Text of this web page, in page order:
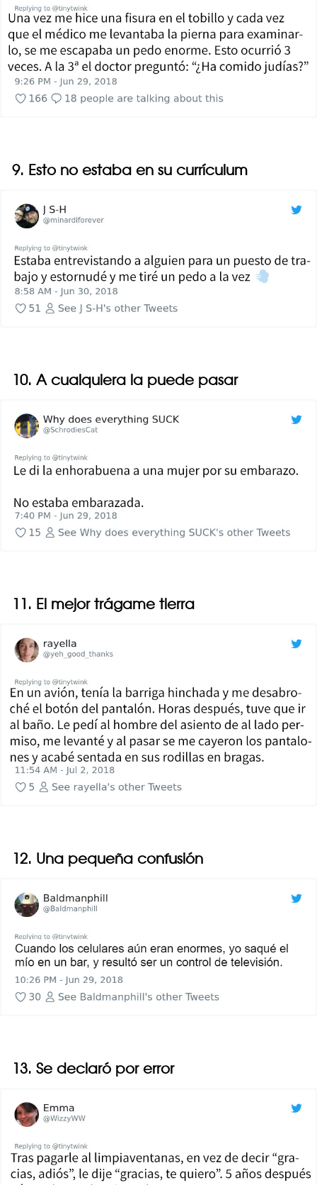
9. Esto no estaba en su currículum
10. A cualquiera la puede pasar
11. El mejor trágame tierra
12. Una pequeña confusión
13. Se declaró por error